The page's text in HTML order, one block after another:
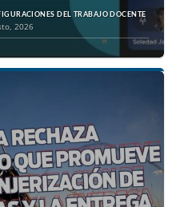
DEL TRABAJO DOCENTE
2026